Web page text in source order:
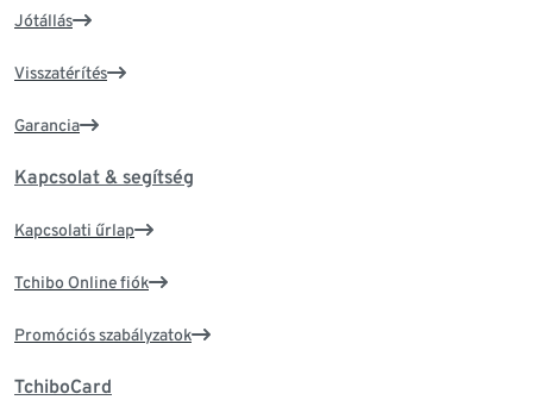
Jótállás
Visszatérítés
Garancia
Kapcsolat & segítség
Kapcsolati űrlap
Tchibo Online fiók
Promóciós szabályzatok
TchiboCard